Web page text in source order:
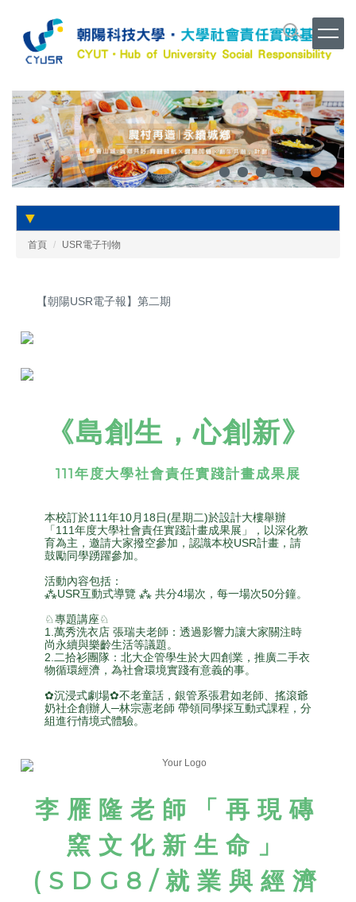
區
▼
首頁 USR電子刊物
【朝陽USR電子報】第二期
《島創生，心創新》
111年度大學社會責任實踐計畫成果展
本校訂於111年10月18日(星期二)於設計大樓舉辦
「111年度大學社會責任實踐計畫成果展」， 以深化教
育為主，邀請大家撥空參加，認識本校USR計畫，請
鼓勵同學踴躍參加。
活動內容包括：
⁂USR互動式導覽 ⁂ 共分4場次，每一場次50分鐘。
♘專題講座♘
1.萬秀洗衣店 張瑞夫老師：透過影響力讓大家關注時
尚永續與樂齡生活等議題。
2.二拾衫團隊：北大企管學生於大四創業，推廣二手衣
物循環經濟，為社會環境實踐有意義的事。
✿沉浸式劇場✿不老童話，銀管系張君如老師、搖滾爺
奶社企創辦人─林宗憲老師 帶領同學採互動式課程，分
組進行情境式體驗。
李雁隆老師「再現磚
窯文化新生命」
(SDG8/就業與經濟